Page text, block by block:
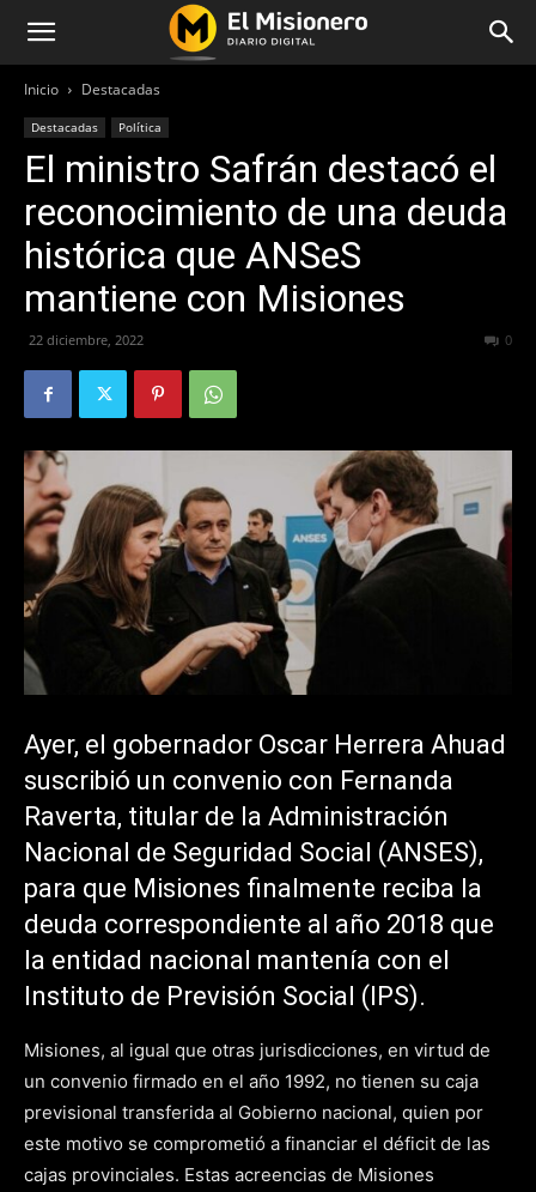
Inicio Destacadas
Destacadas Política
El ministro Safrán destacó el
reconocimiento de una deuda
histórica que ANSeS
mantiene con Misiones
22 diciembre, 2022 0
Ayer, el gobernador Oscar Herrera Ahuad
suscribió un convenio con Fernanda
Raverta, titular de la Administración
Nacional de Seguridad Social (ANSES),
para que Misiones finalmente reciba la
deuda correspondiente al año 2018 que
la entidad nacional mantenía con el
Instituto de Previsión Social (IPS).
Misiones, al igual que otras jurisdicciones, en virtud de
un convenio firmado en el año 1992, no tienen su caja
previsional transferida al Gobierno nacional, quien por
este motivo se comprometió a financiar el déficit de las
cajas provinciales. Estas acreencias de Misiones